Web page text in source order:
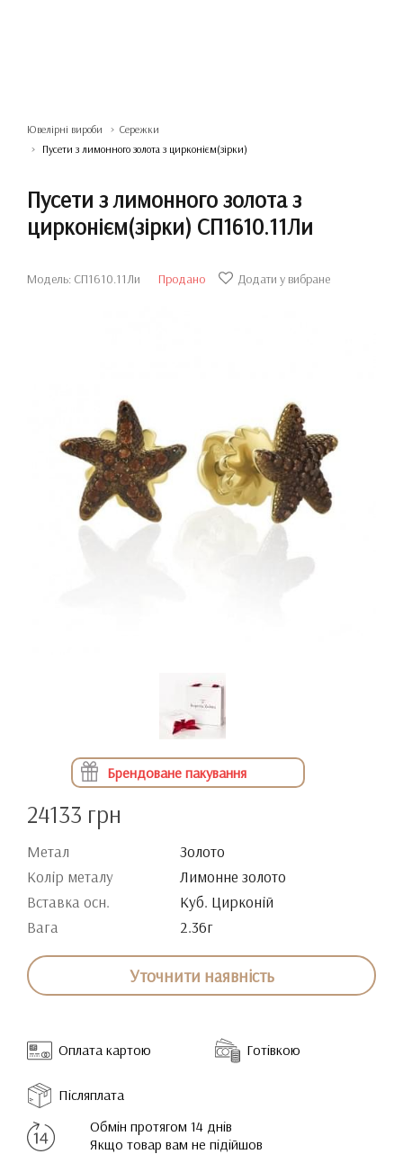
Ювелірні вироби
Сережки
Пусети з лимонного золота з цирконієм(зірки)
Пусети з лимонного золота з
цирконієм(зірки) СП1610.11Ли
Модель: СП1610.11Ли Продано Додати у вибране
Брендоване пакування
24133 грн
Метал
Золото
Колір металу
Лимонне золото
Вставка осн.
Куб. Цирконій
Вага
2.36г
Уточнити наявність
Оплата картою Готівкою
Післяплата
Обмін протягом 14 днів
Якщо товар вам не підійшов